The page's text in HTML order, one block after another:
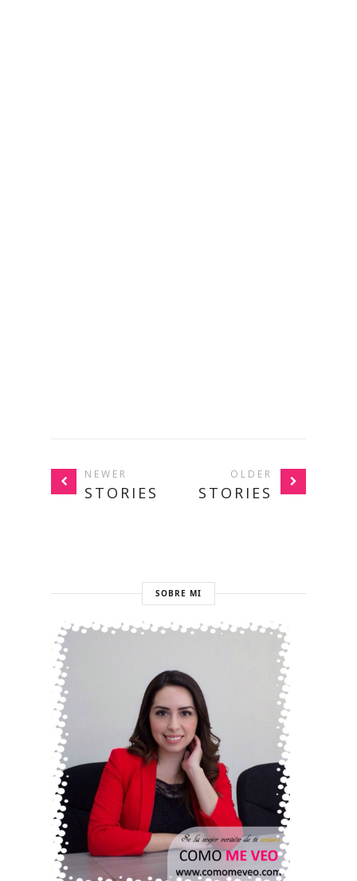
NEWER
STORIES
OLDER
STORIES
SOBRE MI